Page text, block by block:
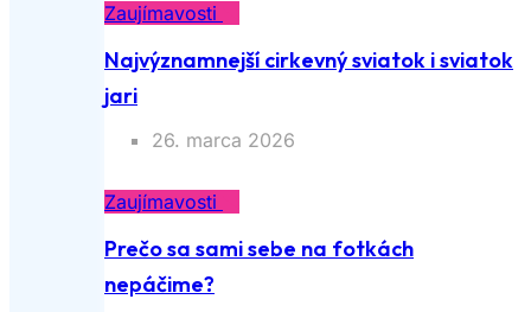
Zaujímavosti
Najvýznamnejší cirkevný sviatok i sviatok
jari
26. marca 2026
Zaujímavosti
Prečo sa sami sebe na fotkách
nepáčime?